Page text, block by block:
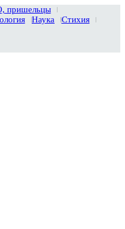
пришельцы
Наука
Стихия